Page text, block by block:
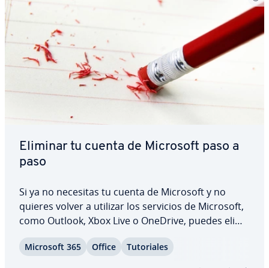
Eliminar tu cuenta de Microsoft paso a
paso
Si ya no necesitas tu cuenta de Microsoft y no
quieres volver a utilizar los servicios de Microsoft,
como Outlook, Xbox Live o OneDrive, puedes eli­mi­
mostramos cómo eliminar tu cuenta de Microsoft
Microsoft 365 Office Tu­to­ria­les